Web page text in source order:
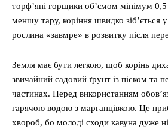
торф’яні горщики об’ємом мінімум
меншу тару, коріння швидко зіб’ється
рослина «завмре» в розвитку після
Земля має бути легкою, щоб корінь
звичайний садовий ґрунт із піском та
частинах. Перед використанням
гарячою водою з марганцівкою. Це
хвороб, бо молоді сходи кавуна дуже